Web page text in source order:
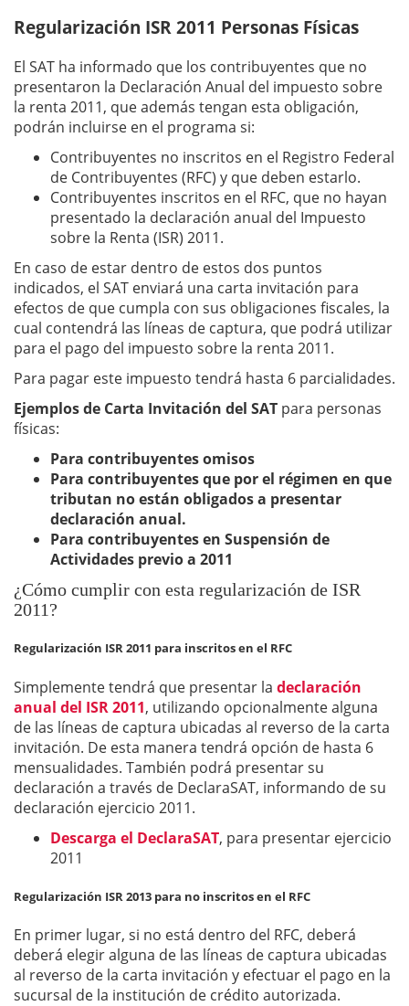
Regularización ISR 2011 Personas Físicas
El SAT ha informado que los contribuyentes que no
presentaron la Declaración Anual del impuesto sobre
la renta 2011, que además tengan esta obligación,
podrán incluirse en el programa si:
Contribuyentes no inscritos en el Registro Federal
de Contribuyentes (RFC) y que deben estarlo.
Contribuyentes inscritos en el RFC, que no hayan
presentado la declaración anual del Impuesto
sobre la Renta (ISR) 2011.
En caso de estar dentro de estos dos puntos
indicados, el SAT enviará una carta invitación para
efectos de que cumpla con sus obligaciones fiscales, la
cual contendrá las líneas de captura, que podrá utilizar
para el pago del impuesto sobre la renta 2011.
Para pagar este impuesto tendrá hasta 6 parcialidades.
Ejemplos de Carta Invitación del SAT para personas
físicas:
Para contribuyentes omisos
Para contribuyentes que por el régimen en que
tributan no están obligados a presentar
declaración anual.
Para contribuyentes en Suspensión de
Actividades previo a 2011
¿Cómo cumplir con esta regularización de ISR
2011?
Regularización ISR 2011 para inscritos en el RFC
Simplemente tendrá que presentar la declaración
anual del ISR 2011, utilizando opcionalmente alguna
de las líneas de captura ubicadas al reverso de la carta
invitación. De esta manera tendrá opción de hasta 6
mensualidades. También podrá presentar su
declaración a través de DeclaraSAT, informando de su
declaración ejercicio 2011.
Descarga el DeclaraSAT, para presentar ejercicio
2011
Regularización ISR 2013 para no inscritos en el RFC
En primer lugar, si no está dentro del RFC, deberá
deberá elegir alguna de las líneas de captura ubicadas
al reverso de la carta invitación y efectuar el pago en la
sucursal de la institución de crédito autorizada.